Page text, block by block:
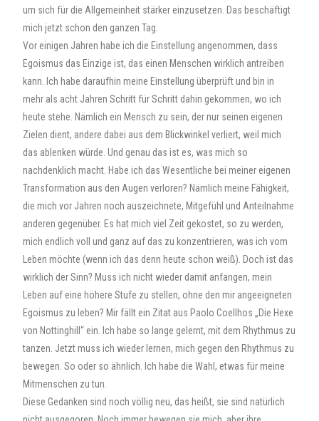
um sich für die Allgemeinheit stärker einzusetzen. Das beschäftigt
mich jetzt schon den ganzen Tag.
Vor einigen Jahren habe ich die Einstellung angenommen, dass
Egoismus das Einzige ist, das einen Menschen wirklich antreiben
kann. Ich habe daraufhin meine Einstellung überprüft und bin in
mehr als acht Jahren Schritt für Schritt dahin gekommen, wo ich
heute stehe. Nämlich ein Mensch zu sein, der nur seinen eigenen
Zielen dient, andere dabei aus dem Blickwinkel verliert, weil mich
das ablenken würde. Und genau das ist es, was mich so
nachdenklich macht. Habe ich das Wesentliche bei meiner eigenen
Transformation aus den Augen verloren? Nämlich meine Fähigkeit,
die mich vor Jahren noch auszeichnete, Mitgefühl und Anteilnahme
anderen gegenüber. Es hat mich viel Zeit gekostet, so zu werden,
mich endlich voll und ganz auf das zu konzentrieren, was ich vom
Leben möchte (wenn ich das denn heute schon weiß). Doch ist das
wirklich der Sinn? Muss ich nicht wieder damit anfangen, mein
Leben auf eine höhere Stufe zu stellen, ohne den mir angeeigneten
Egoismus zu leben? Mir fällt ein Zitat aus Paolo Coellhos „Die Hexe
von Nottinghill“ ein. Ich habe so lange gelernt, mit dem Rhythmus zu
tanzen. Jetzt muss ich wieder lernen, mich gegen den Rhythmus zu
bewegen. So oder so ähnlich. Ich habe die Wahl, etwas für meine
Mitmenschen zu tun.
Diese Gedanken sind noch völlig neu, das heißt, sie sind natürlich